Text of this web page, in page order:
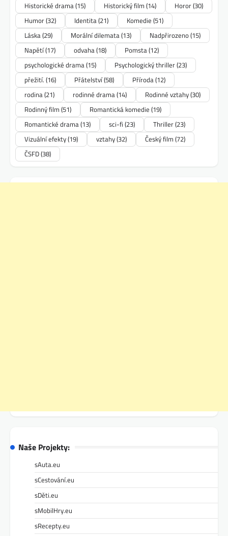
Historické drama(15) Historický film (14) Horor(30)
Humor(32) Identita(21) Komedie (51)
Láska(29) Morální dilemata(13) Nadpřirozeno(15)
Napětí(17) odvaha(18) Pomsta(12)
psychologické drama(15) Psychologický thriller(23)
přežití. (16) Přátelství(58) Příroda(12)
rodina(21) rodinné drama(14) Rodinné vztahy(30)
Rodinný film (51) Romantická komedie (19)
Romantické drama(13) sci-fi (23) Thriller(23)
Vizuální efekty(19) vztahy(32) Český film (72)
ČSFD(38)
Naše Projekty:
sAuta.eu
sCestování.eu
sDěti.eu
sMobilHry.eu
sRecepty.eu